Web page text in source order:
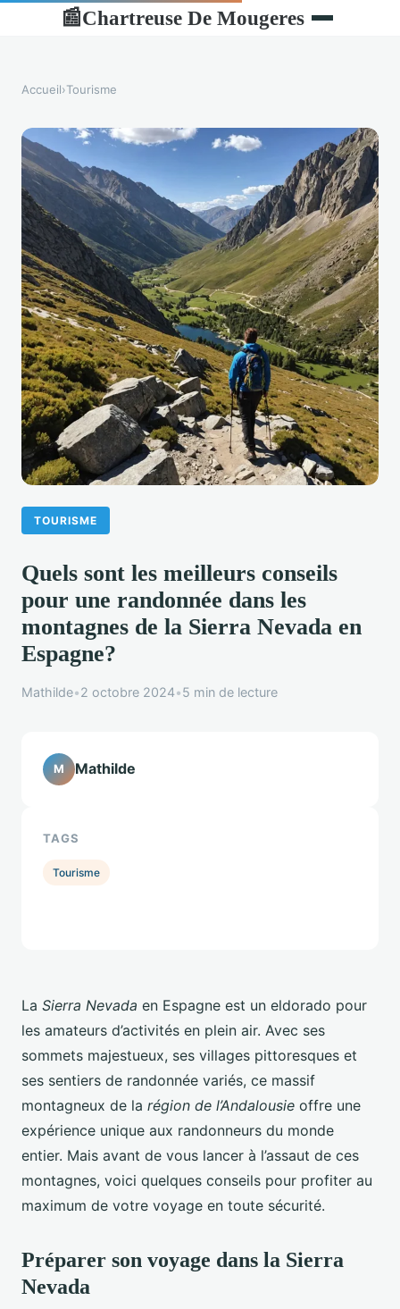
📰Chartreuse De Mougeres
Accueil›Tourisme
TOURISME
Quels sont les meilleurs conseils
pour une randonnée dans les
montagnes de la Sierra Nevada en
Espagne?
Mathilde•2 octobre 2024•5 min de lecture
La Sierra Nevada en Espagne est un eldorado pour
les amateurs d’activités en plein air. Avec ses
sommets majestueux, ses villages pittoresques et
ses sentiers de randonnée variés, ce massif
montagneux de la région de l’Andalousie offre une
expérience unique aux randonneurs du monde
entier. Mais avant de vous lancer à l’assaut de ces
montagnes, voici quelques conseils pour profiter au
maximum de votre voyage en toute sécurité.
Préparer son voyage dans la Sierra
Nevada
M Mathilde
TAGS
Tourisme